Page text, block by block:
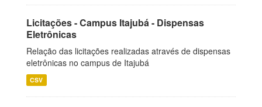
Licitações - Campus Itajubá - Dispensas
Eletrônicas
Relação das licitações realizadas através de dispensas
eletrônicas no campus de Itajubá
CSV